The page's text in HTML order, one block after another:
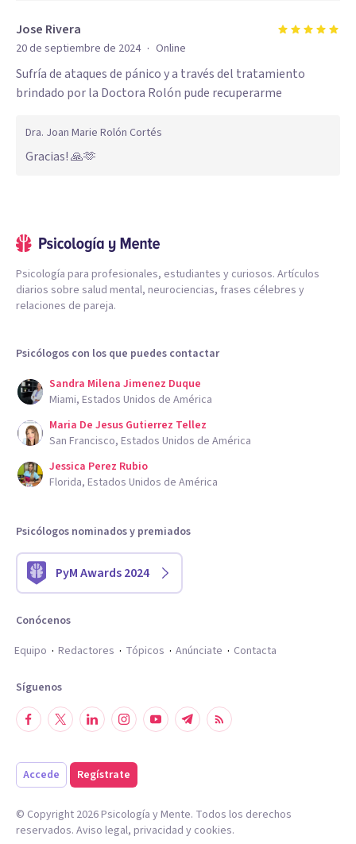
Jose Rivera
20 de septiembre de 2024 · Online
Sufría de ataques de pánico y a través del tratamiento
brindado por la Doctora Rolón pude recuperarme
Dra. Joan Marie Rolón Cortés
Gracias! 🙏🫶
Psicología para profesionales, estudiantes y curiosos. Artículos
diarios sobre salud mental, neurociencias, frases célebres y
relaciones de pareja.
Psicólogos con los que puedes contactar
Sandra Milena Jimenez Duque
Miami, Estados Unidos de América
Maria De Jesus Gutierrez Tellez
San Francisco, Estados Unidos de América
Jessica Perez Rubio
Florida, Estados Unidos de América
Psicólogos nominados y premiados
PyM Awards 2024
Conócenos
Equipo
Redactores Tópicos Anúnciate Contacta
Síguenos
Accede Regístrate
© Copyright 2026Psicología y Mente. Todos los derechos
reservados. Aviso legal, privacidad y cookies.